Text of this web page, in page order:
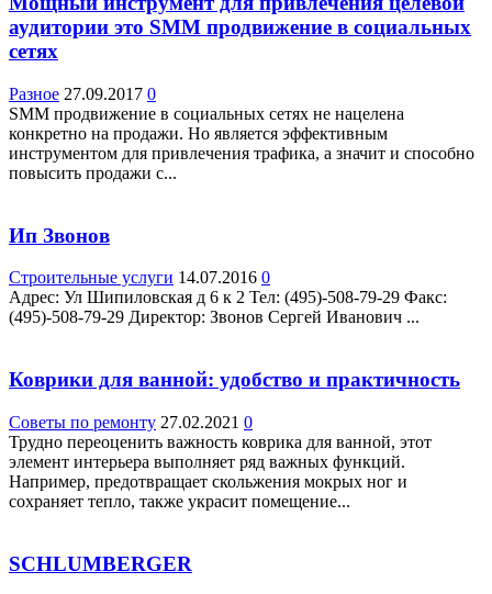
аудитории это SMM продвижение в социальных
сетях
Разное 27.09.2017 0
SMM продвижение в социальных сетях не нацелена
конкретно на продажи. Но является эффективным
инструментом для привлечения трафика, а значит и способно
повысить продажи с...
Ип Звонов
Строительные услуги 14.07.2016 0
Адрес: Ул Шипиловская д 6 к 2 Teл: (495)-508-79-29 Факс:
(495)-508-79-29 Директор: Звонов Сергей Иванович ...
Коврики для ванной: удобство и практичность
Советы по ремонту 27.02.2021 0
Трудно переоценить важность коврика для ванной, этот
элемент интерьера выполняет ряд важных функций.
Например, предотвращает скольжения мокрых ног и
сохраняет тепло, также украсит помещение...
SCHLUMBERGER